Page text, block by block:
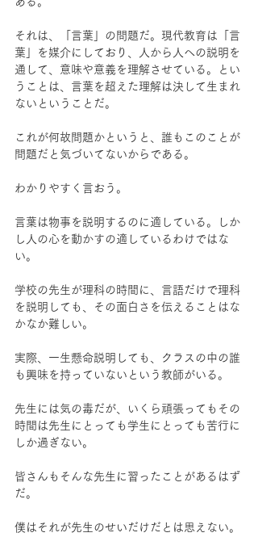
それは、「言葉」の問題だ。現代教育は「言
葉」を媒介にしており、人から人への説明を
通して、意味や意義を理解させている。とい
うことは、言葉を超えた理解は決して生まれ
ないということだ。
これが何故問題かというと、誰もこのことが
問題だと気づいてないからである。
わかりやすく言おう。
言葉は物事を説明するのに適している。しか
し人の心を動かすの適しているわけではな
い。
学校の先生が理科の時間に、言語だけで理科
を説明しても、その面白さを伝えることはな
かなか難しい。
実際、一生懸命説明しても、クラスの中の誰
も興味を持っていないという教師がいる。
先生には気の毒だが、いくら頑張ってもその
時間は先生にとっても学生にとっても苦行に
しか過ぎない。
皆さんもそんな先生に習ったことがあるはず
だ。
僕はそれが先生のせいだけだとは思えない。